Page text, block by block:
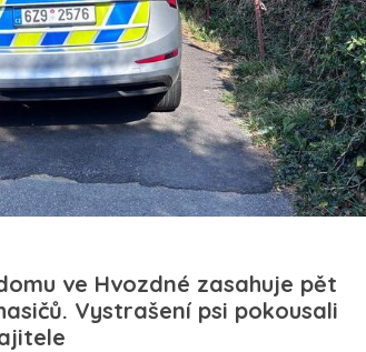
ve Hvozdné zasahuje pět
Vystrašení psi pokousali